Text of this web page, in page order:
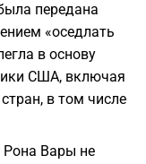
передана
«оседлать
в основу
США, включая
в том числе
Рона Вары не